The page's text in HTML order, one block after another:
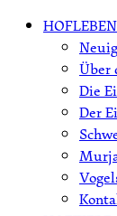
Skip HOFLEBEN
Über
Die
Der